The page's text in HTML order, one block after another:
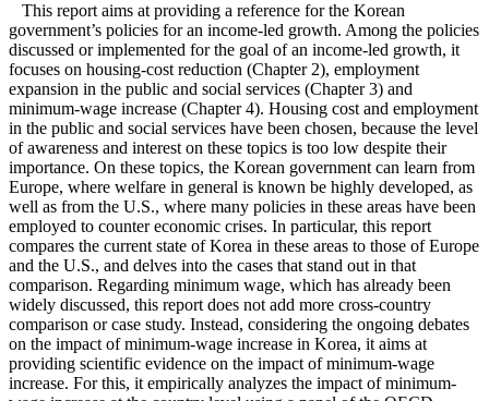
This report aims at providing a reference for the Korean
government’s policies for an income-led growth. Among the policies
discussed or implemented for the goal of an income-led growth, it
focuses on housing-cost reduction (Chapter 2), employment
expansion in the public and social services (Chapter 3) and
minimum-wage increase (Chapter 4). Housing cost and employment
in the public and social services have been chosen, because the level
of awareness and interest on these topics is too low despite their
importance. On these topics, the Korean government can learn from
Europe, where welfare in general is known be highly developed, as
well as from the U.S., where many policies in these areas have been
employed to counter economic crises. In particular, this report
compares the current state of Korea in these areas to those of Europe
and the U.S., and delves into the cases that stand out in that
comparison. Regarding minimum wage, which has already been
widely discussed, this report does not add more cross-country
comparison or case study. Instead, considering the ongoing debates
on the impact of minimum-wage increase in Korea, it aims at
providing scientific evidence on the impact of minimum-wage
increase. For this, it empirically analyzes the impact of minimum-